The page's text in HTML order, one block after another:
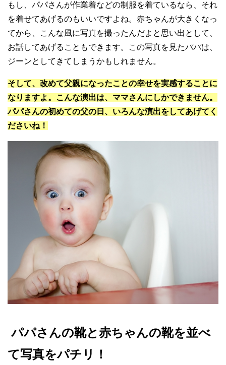
もし、パパさんが作業着などの制服を着ているなら、それ
を着せてあげるのもいいですよね。赤ちゃんが大きくなっ
てから、こんな風に写真を撮ったんだよと思い出として、
お話してあげることもできます。この写真を見たパパは、
ジーンとしてきてしまうかもしれません。
そして、改めて父親になったことの幸せを実感することに
なりますよ。こんな演出は、ママさんにしかできません。
パパさんの初めての父の日、いろんな演出をしてあげてく
ださいね！
パパさんの靴と赤ちゃんの靴を並べ
て写真をパチリ！